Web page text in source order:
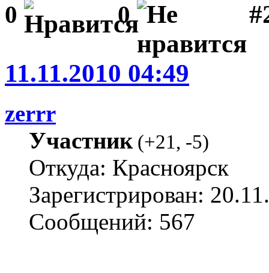
0 0
11.11.2010 04:49
zerrr
Участник(+21, -5)
Откуда: Красноярск
Зарегистрирован:
Сообщений: 567